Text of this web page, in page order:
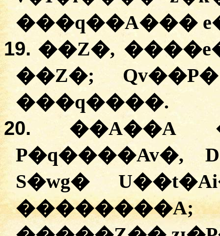
���q��A���
19. ��Z�,
��Z�;
���q����.
20.
��A��A
P�q����Av�,
S�wg�
��������A;